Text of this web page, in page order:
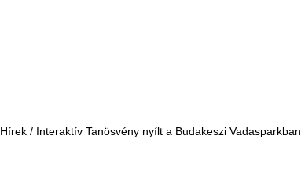
Hírek / Interaktív Tanösvény nyílt a Budakeszi Vadasparkban